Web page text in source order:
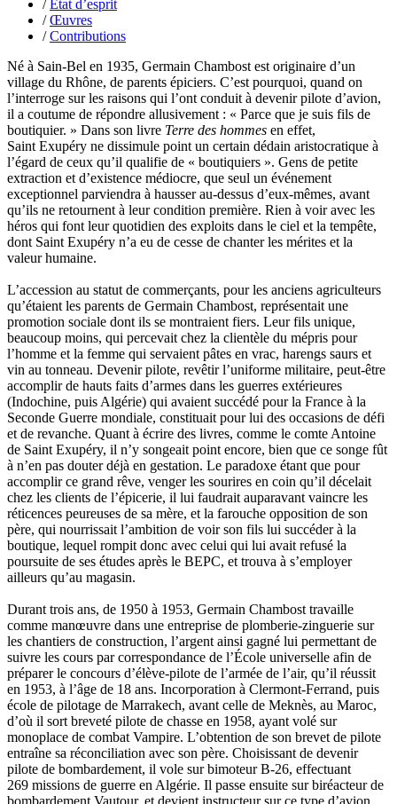
Grange Florent
Gras Cédric
Griette Olivier
Guerrier Gérard
Guillemot Agnès
Guillotel Pierre-Antoine
Guyon Élizabeth
Haegy Jean-Marie
Hafez Kim
Halluin Bruno d’
Hardivilliers Albéric d’
Harvey James
Heimburger Mario
Hervouët Tifenn
Houdaille Christophe
Hussain Fawaz
Imhof Valentine
Jacq Marie-Claire
Jallade Sébastien
Janichon Gérard
Kerouedan Annie
Klein Julie
Klotz Lætitia
Klvana Ilya
Kotry Jérôme
La Brosse Gaële de
Labouche Didier
Lacarrière Jacques
Lacrampe Corine
Lagny Laurence
Laheurte Marielle
Lamotte Aymeric de
Lanni Dominique
Lanouguère-Bruneau Virginie
Lantz François
Le Maître Anne
Leblanc Léopoldine
Leblay Julien
Lebrun Alain
Lefèvre David
Lelièvre Olivier
Lemire Olivier
Lemonnier Philippe
Lobo Éric
Lodoidamba Chadraabalyn
Loireau Alexis
Loquet Denis
/État d’esprit
/Œuvres
/Contributions
Né à Sain-Bel en 1935, Germain Chambost est originaire d’un
village du Rhône, de parents épiciers. C’est pourquoi, quand on
l’interroge sur les raisons qui l’ont conduit à devenir pilote d’avion,
il a coutume de répondre allusivement : « Parce que je suis fils de
boutiquier. » Dans son livre Terre des hommes en effet,
Saint Exupéry ne dissimule point un certain dédain aristocratique à
l’égard de ceux qu’il qualifie de « boutiquiers ». Gens de petite
extraction et d’existence médiocre, que seul un événement
exceptionnel parviendra à hausser au-dessus d’eux-mêmes, avant
qu’ils ne retournent à leur condition première. Rien à voir avec les
héros qui font leur quotidien des exploits dans le ciel et la tempête,
dont Saint Exupéry n’a eu de cesse de chanter les mérites et la
valeur humaine.
L’accession au statut de commerçants, pour les anciens agriculteurs
qu’étaient les parents de Germain Chambost, représentait une
promotion sociale dont ils se montraient fiers. Leur fils unique,
beaucoup moins, qui percevait chez la clientèle du mépris pour
l’homme et la femme qui servaient pâtes en vrac, harengs saurs et
vin au tonneau. Devenir pilote, revêtir l’uniforme militaire, peut-être
accomplir de hauts faits d’armes dans les guerres extérieures
(Indochine, puis Algérie) qui avaient succédé pour la France à la
Seconde Guerre mondiale, constituait pour lui des occasions de défi
et de revanche. Quant à écrire des livres, comme le comte Antoine
de Saint Exupéry, il n’y songeait point encore, bien que ce songe fût
à n’en pas douter déjà en gestation. Le paradoxe étant que pour
accomplir ce grand rêve, venger les sourires en coin qu’il décelait
chez les clients de l’épicerie, il lui faudrait auparavant vaincre les
réticences peureuses de sa mère, et la farouche opposition de son
père, qui nourrissait l’ambition de voir son fils lui succéder à la
boutique, lequel rompit donc avec celui qui lui avait refusé la
poursuite de ses études après le BEPC, et trouva à s’employer
ailleurs qu’au magasin.
Durant trois ans, de 1950 à 1953, Germain Chambost travaille
comme manœuvre dans une entreprise de plomberie-zinguerie sur
les chantiers de construction, l’argent ainsi gagné lui permettant de
suivre les cours par correspondance de l’École universelle afin de
préparer le concours d’élève-pilote de l’armée de l’air, qu’il réussit
en 1953, à l’âge de 18 ans. Incorporation à Clermont-Ferrand, puis
école de pilotage de Marrakech, avant celle de Meknès, au Maroc,
d’où il sort breveté pilote de chasse en 1958, ayant volé sur
monoplace de combat Vampire. L’obtention de son brevet de pilote
entraîne sa réconciliation avec son père. Choisissant de devenir
pilote de bombardement, il vole sur bimoteur B-26, effectuant
269 missions de guerre en Algérie. Il passe ensuite sur biréacteur de
bombardement Vautour, et devient instructeur sur ce type d’avion.